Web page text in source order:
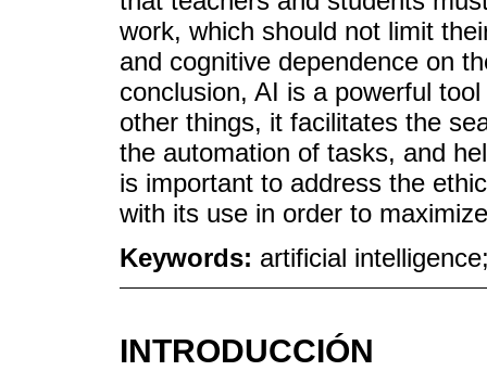
work, which should not limit
and cognitive dependence on
conclusion, AI is a powerful
other things, it facilitates the
the automation of tasks, and
is important to address the
with its use in order to
Keywords: artificial
INTRODUCCIÓN